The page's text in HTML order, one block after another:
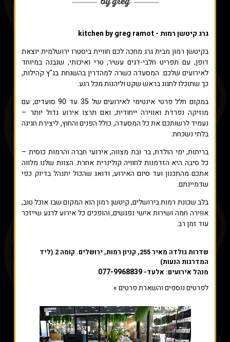
גרג קיטשן רמות - kitchen by greg ramot
בקיטשן רמון מבית גרג מחכה לכם חוויית ביסטרו ירושלמית יוצאת
דופן, עם תפריט חלבי-דגים עשיר, טרי ואיכותי, שנבנה במיוחד
לאירועים שלכם. המסעדה כשרה למהדרין בהשגחת בג"ץ קהילות,
כך שתוכלו לחגוג בראש שקט וליהנות מכל רגע.
במקום חלל פרטי אינטימי לאירועים של 35 עד 90 סועדים, עם
מוזיקה נפרדת ואווירה ייחודית, ואם תרצו אירוע גדול יותר –
נעמיד לרשותכם את כל המסעדה, כולל הפנים והחוץ, ליצירת חגיגה
בלתי נשכחת.
בריתות, ימי הולדת, בר ובת מצווה, אירועי חברה והרמות כוסית –
כל סיבה היא הזדמנות לחוויה קולינרית אחרת. הצוות שלנו מלווה
אתכם מהתכנון ועד סיום האירוע, ודואג שהכול יתנהל בדיוק כפי
שדמיינתם.
בלב שכונת רמות בירושלים, קיטשן רמון הוא המקום שבו אוכל טוב,
אווירה חמה ושירות אישי נפגשים, והופכים כל אירוע לרגע שייזכר
עוד זמן רב.
שדרות גולדה מאיר 255, קניון רמות, ירושלים. קומה 2 (ליד
המדרגות הנעות)
מנהל אירועים: אלעד- 077-9968839
לפרטים נוספים והשארת פרטים »